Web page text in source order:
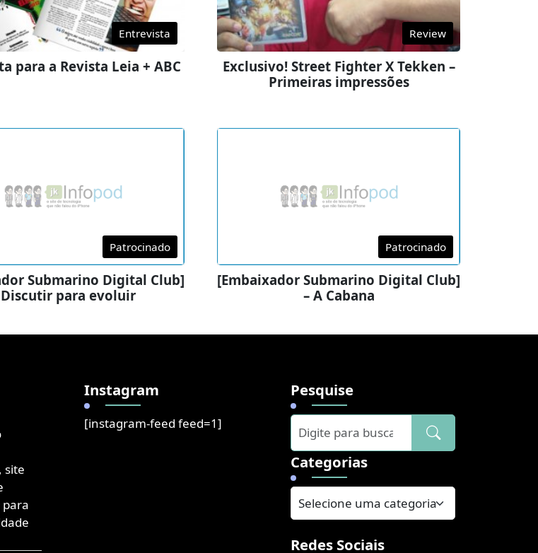
Entrevista
para a Revista Leia + ABC
Review
Exclusivo! Street Fighter X Tekken –
Primeiras impressões
Patrocinado
Submarino Digital Club]
Discutir para evoluir
Patrocinado
[Embaixador Submarino Digital Club]
– A Cabana
site
Instagram
[instagram-feed feed=1]
Pesquise
Categorias
Redes Sociais